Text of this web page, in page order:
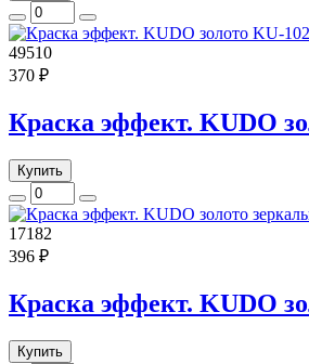
49510
370 ₽
Краска эффект. KUDO
Купить
17182
396 ₽
Краска эффект. KUDO
Купить